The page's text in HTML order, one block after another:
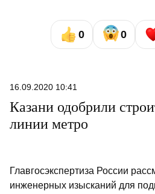
0 0
16.09.2020 10:41
Казани одобрили
линии метро
Главгосэкспертиза России
инженерных изысканий для